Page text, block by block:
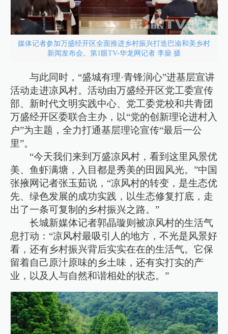
媒体记者参加万盛经开区全面推进乡村振兴打造巴渝和美乡村
新闻发布会。第1眼TV-华龙网记者 李燊 摄
与此同时，“盛城有理·青锋润心”进基层宣讲
活动走进凉风村。活动由万盛经开区党工委宣传
部、新时代文明实践中心、党工委党校和共青团
万盛经开区委联合主办，以“党的创新理论进村入
户”为主题，全力打通基层理论宣传“最后一公
里”。
“今天我们来到万盛凉风村，看到这里风景优
美、鱼虾满塘，入目都是秀美的田园风光。”中国
张掖网记者张玉茹说，“凉风村的转变，是生态优
先、绿色发展的成功实践，以生态修复打底，走
出了一条可复制的乡村振兴之路。”
长城新媒体记者郭晶璇则被凉风村的生活气
息打动：“凉风村最吸引人的地方，不光是风景好
看，还有乡村振兴背后实实在在的生活气。它保
留着自己原汁原味的乡土味，还有实打实的产
业，以及人与自然和谐相处的状态。”